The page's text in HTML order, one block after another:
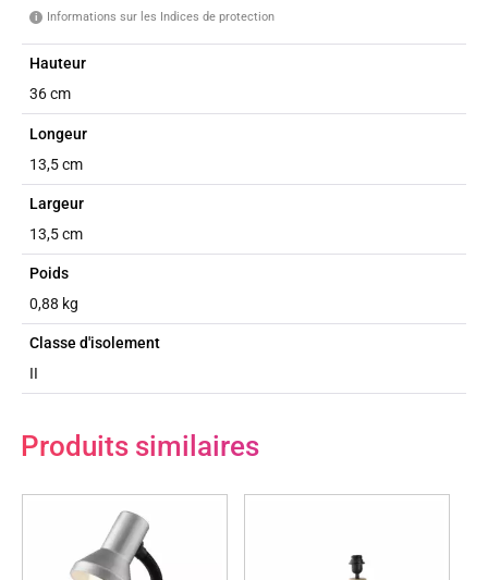
i Informations sur les Indices de protection
Hauteur
36 cm
Longeur
13,5 cm
Largeur
13,5 cm
Poids
0,88 kg
Classe d'isolement
II
Produits similaires